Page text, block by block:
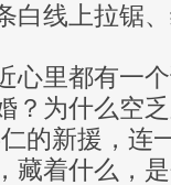
白线上拉锯
心里都有一
？为什么空
的新援，连
藏着什么，